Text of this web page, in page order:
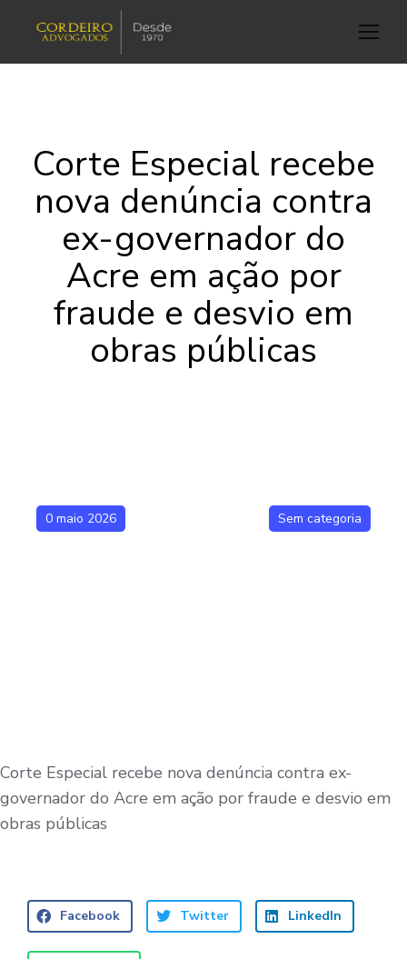
Corte Especial recebe
nova denúncia contra
ex-governador do
Acre em ação por
fraude e desvio em
obras públicas
0 maio 2026 Sem categoria
Corte Especial recebe nova denúncia contra ex-
governador do Acre em ação por fraude e desvio em
obras públicas
Facebook Twitter LinkedIn